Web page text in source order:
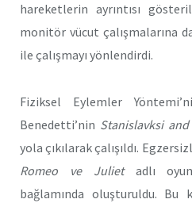
hareketlerin ayrıntısı
monitör vücut çalışmalarına
ile çalışmayı yönlendirdi.
Fiziksel Eylemler
Benedetti’nin Stanislavksi
yola çıkılarak çalışıldı.
Romeo ve Juliet adlı
bağlamında oluşturuldu. Bu